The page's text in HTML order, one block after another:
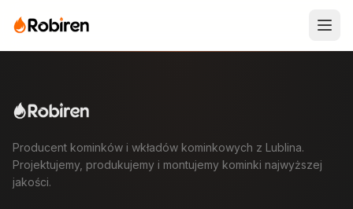
Producent kominków i wkładów kominkowych z Lublina.
Projektujemy, produkujemy i montujemy kominki najwyższej
jakości.